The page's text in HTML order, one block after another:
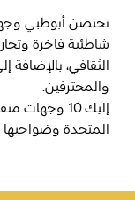
أبو ظبي
منطقة العين
تحتضن أبوظبي
شاطئية فاخرة
الثقافي،
والمحترفين.
إليك 10
المتحدة